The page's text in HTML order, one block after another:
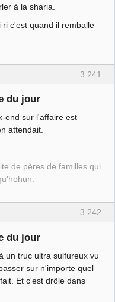
à la sharia.
c'est quand il remballe
3 241
du jour
end sur l'affaire est
attendait.
de pères de familles qui
3 242
du jour
un truc ultra sulfureux vu
sur n'importe quel
Et c'est drôle dans